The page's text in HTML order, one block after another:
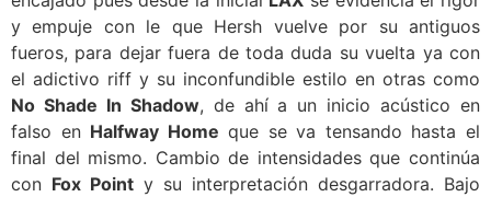
y empuje con le que Hersh vuelve por su antiguos
fueros, para dejar fuera de toda duda su vuelta ya con
el adictivo riff y su inconfundible estilo en otras como
No Shade In Shadow, de ahí a un inicio acústico en
falso en Halfway Home que se va tensando hasta el
final del mismo. Cambio de intensidades que continúa
con Fox Point y su interpretación desgarradora. Bajo